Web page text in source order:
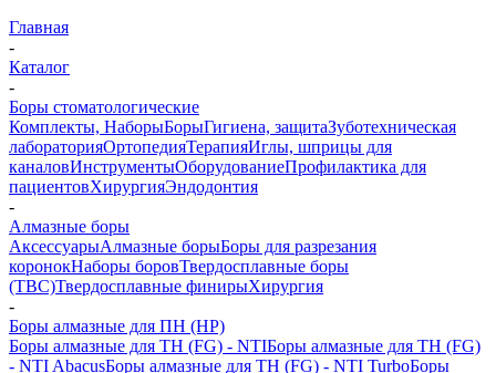
Главная
-
Каталог
-
Боры стоматологические
Комплекты, НаборыБорыГигиена, защитаЗуботехническая
лабораторияОртопедияТерапияИглы, шприцы для
каналовИнструментыОборудованиеПрофилактика для
пациентовХирургияЭндодонтия
-
Алмазные боры
АксессуарыАлмазные борыБоры для разрезания
коронокНаборы боровТвердосплавные боры
(ТВС)Твердосплавные финирыХирургия
-
Боры алмазные для ПН (HP)
Боры алмазные для ТН (FG) - NTIБоры алмазные для ТН (FG)
- NTI AbacusБоры алмазные для ТН (FG) - NTI TurboБоры